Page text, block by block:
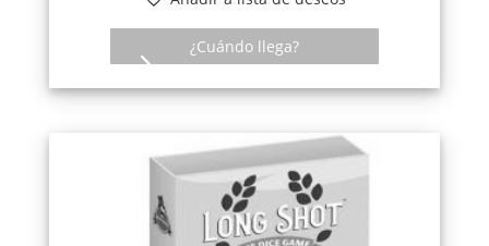
¿Cuándo llega?